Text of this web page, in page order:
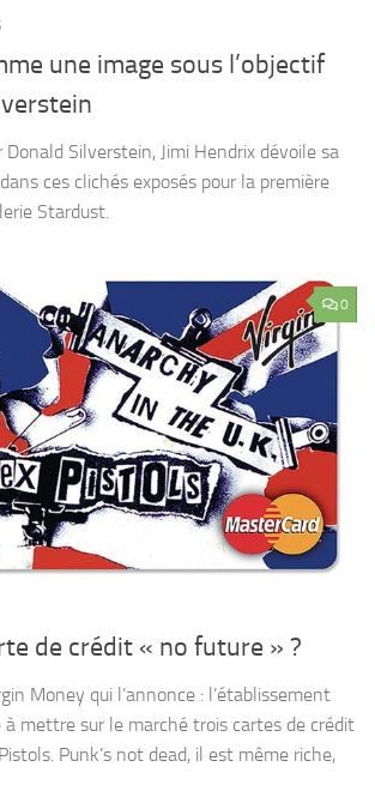
une image sous l’objectif
Silverstein, Jimi Hendrix dévoile sa
ces clichés exposés pour la première
Stardust.
0
de crédit « no future » ?
Money qui l’annonce : l’établissement
à mettre sur le marché trois cartes de crédit
Punk’s not dead, il est même riche,